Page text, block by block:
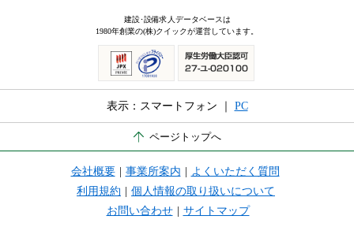
建設･設備求人データベースは
1980年創業の(株)クイックが運営しています。
表示：スマートフォン ｜ PC
ページトップへ
会社概要 | 事業所案内 | よくいただく質問
利用規約 | 個人情報の取り扱いについて
お問い合わせ | サイトマップ